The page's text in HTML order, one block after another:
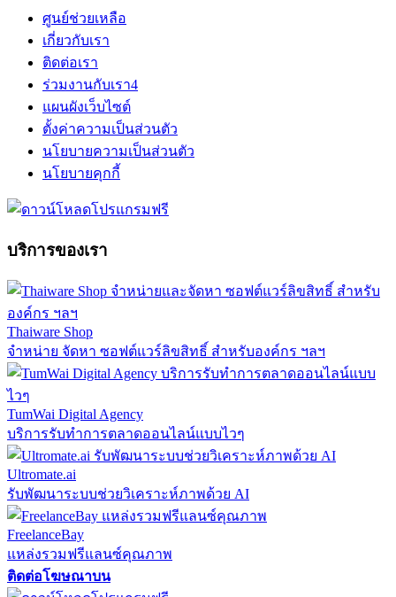
ศูนย์ช่วยเหลือ
เกี่ยวกับเรา
ติดต่อเรา
ร่วมงานกับเรา4
แผนผังเว็บไซต์
ตั้งค่าความเป็นส่วนตัว
นโยบายความเป็นส่วนตัว
นโยบายคุกกี้
บริการของเรา
Thaiware Shop
จำหน่าย จัดหา ซอฟต์แวร์ลิขสิทธิ์ สำหรับองค์กร ฯลฯ
TumWai Digital Agency
บริการรับทำการตลาดออนไลน์แบบไวๆ
Ultromate.ai
รับพัฒนาระบบช่วยวิเคราะห์ภาพด้วย AI
FreelanceBay
แหล่งรวมฟรีแลนซ์คุณภาพ
ติดต่อโฆษณาบน